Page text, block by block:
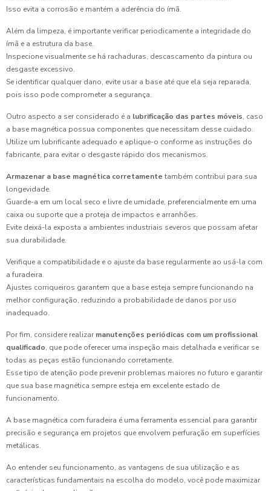
Isso evita a corrosão e mantém a aderência do ímã.
Além da limpeza, é importante verificar periodicamente a integridade do
ímã e a estrutura da base.
Inspecione visualmente se há rachaduras, descascamento da pintura ou
desgaste excessivo.
Se identificar qualquer dano, evite usar a base até que ela seja reparada,
pois isso pode comprometer a segurança.
Outro aspecto a ser considerado é a lubrificação das partes móveis, caso
a base magnética possua componentes que necessitam desse cuidado.
Utilize um lubrificante adequado e aplique-o conforme as instruções do
fabricante, para evitar o desgaste rápido dos mecanismos.
Armazenar a base magnética corretamente também contribui para sua
longevidade.
Guarde-a em um local seco e livre de umidade, preferencialmente em uma
caixa ou suporte que a proteja de impactos e arranhões.
Evite deixá-la exposta a ambientes industriais severos que possam afetar
sua durabilidade.
Verifique a compatibilidade e o ajuste da base regularmente ao usá-la com
a furadeira.
Ajustes corriqueiros garantem que a base esteja sempre funcionando na
melhor configuração, reduzindo a probabilidade de danos por uso
inadequado.
Por fim, considere realizar manutenções periódicas com um profissional
qualificado, que pode oferecer uma inspeção mais detalhada e verificar se
todas as peças estão funcionando corretamente.
Esse tipo de atenção pode prevenir problemas maiores no futuro e garantir
que sua base magnética sempre esteja em excelente estado de
funcionamento.
A base magnética com furadeira é uma ferramenta essencial para garantir
precisão e segurança em projetos que envolvem perfuração em superfícies
metálicas.
Ao entender seu funcionamento, as vantagens de sua utilização e as
características fundamentais na escolha do modelo, você pode maximizar